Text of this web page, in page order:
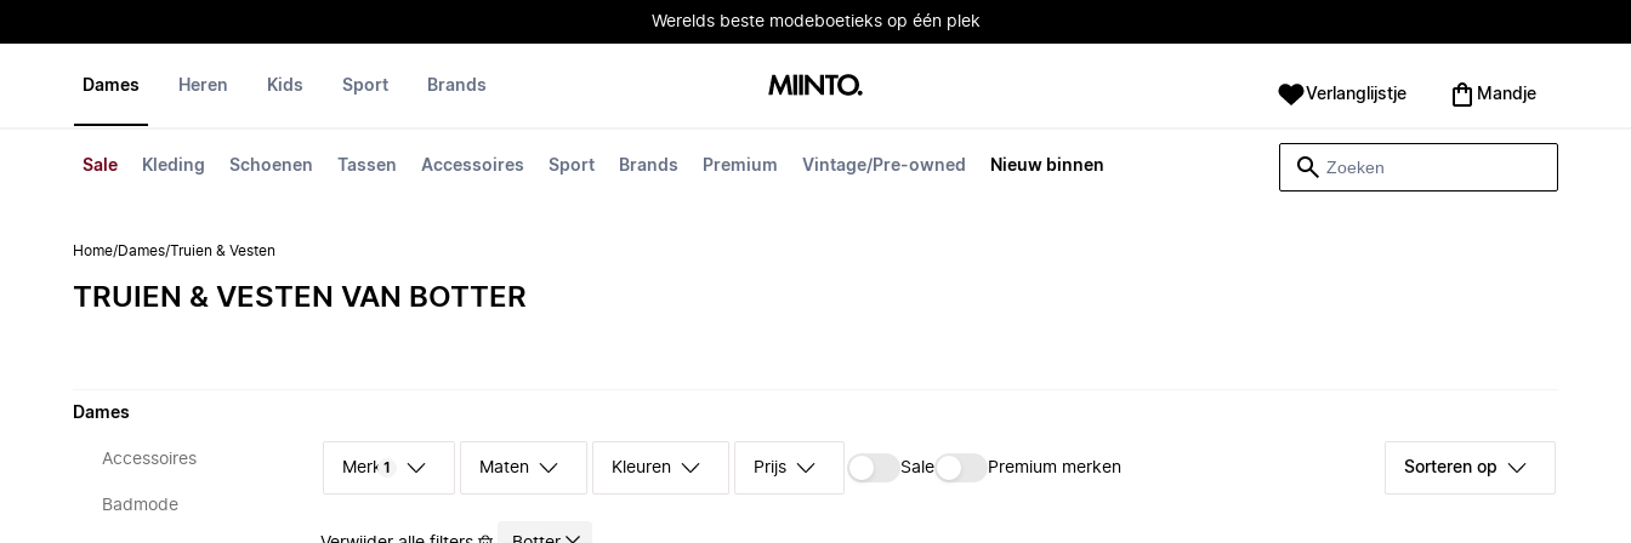
Werelds beste modeboetieks op één plek
Dames
Sale Kleding Schoenen Tassen Accessoires Sport Brands Premium Vintage/Pre-owned Nieuw binnen
Heren Kids Sport Brands Verlanglijstje Mandje
Home/Dames/Truien & Vesten
TRUIEN & VESTEN VAN BOTTER
Dames
Accessoires
Badmode
Merk 1 Maten Kleuren Prijs Sale Premium merken Sorteren op